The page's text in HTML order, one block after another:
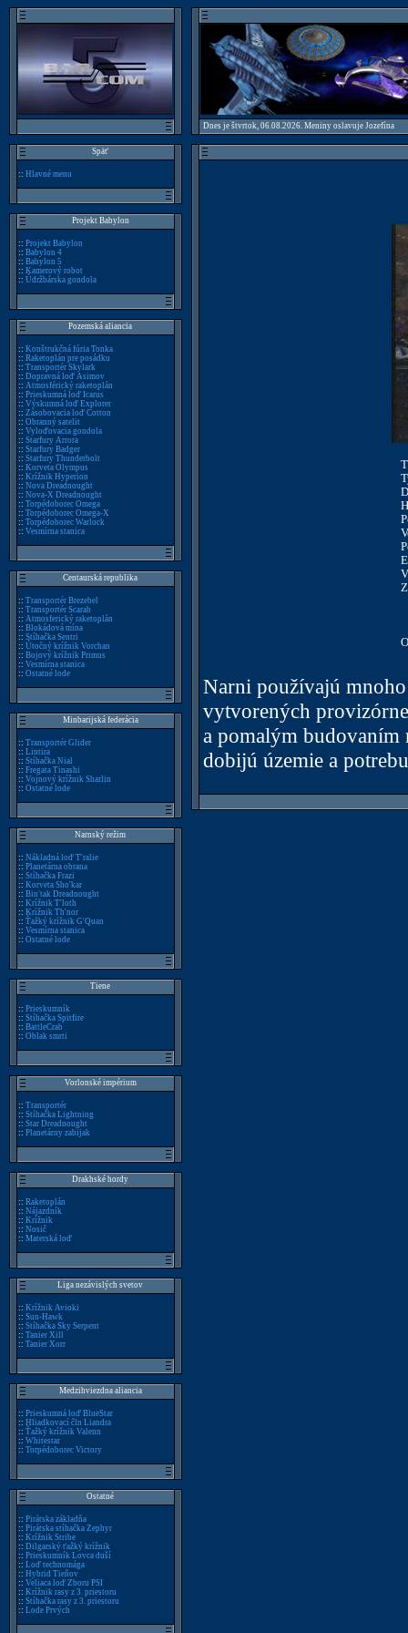
Dnes je štvrtok, 06.08.2026. Meniny oslavuje Jozefína
Späť
:: Hlavné menu
Projekt Babylon
:: Projekt Babylon
:: Babylon 4
:: Babylon 5
:: Kamerový robot
:: Údržbárska gondola
Pozemská aliancia
:: Konštrukčná fúria Tonka
:: Raketoplán pre posádku
:: Transportér Skylark
:: Dopravná loď Asimov
:: Atmosférický raketoplán
:: Prieskumná loď Icarus
:: Výskumná loď Explorer
:: Zásobovacia loď Cotton
:: Obranný satelit
:: Vyloďovacia gondola
:: Starfury Arrora
:: Starfury Badger
:: Starfury Thunderbolt
:: Korveta Olympus
:: Krížnik Hyperion
:: Nova Dreadnought
:: Nova-X Dreadnought
:: Torpédoborec Omega
:: Torpédoborec Omega-X
:: Torpédoborec Warlock
:: Vesmírna stanica
Centaurská republika
:: Transportér Brezebel
:: Transportér Scarab
:: Atmosferický raketoplán
:: Blokádová mína
:: Stíhačka Sentri
:: Útočný krížnik Vorchan
:: Bojový krížnik Primus
:: Vesmírna stanica
:: Ostatné lode
Minbarijská federácia
:: Transportér Glider
:: Lintira
:: Stíhačka Nial
:: Fregata Tinashi
:: Vojnový krížnik Sharlin
:: Ostatné lode
Narnský režim
:: Nákladná loď T'ralie
:: Planetárna obrana
:: Stíhačka Frazi
:: Korveta Sho'kar
:: Bin'tak Dreadnought
:: Krížnik T'loth
:: Krížnik Th'nor
:: Ťažký krížnik G'Quan
:: Vesmírna stanica
:: Ostatné lode
Tiene
:: Prieskumník
:: Stíhačka Spitfire
:: BattleCrab
:: Oblak smrti
Vorlonské impérium
:: Transportér
:: Stíhačka Lightning
:: Star Dreadnought
:: Planetárny zabijak
Drakhské hordy
:: Raketoplán
:: Nájazdník
:: Krížnik
:: Nosič
:: Materská loď
Liga nezávislých svetov
:: Krížnik Avioki
:: Sun-Hawk
:: Stíhačka Sky Serpent
:: Tanier Xill
:: Tanier Xorr
Medzihviezdna aliancia
:: Prieskumná loď BlueStar
:: Hliadkovací čln Liandra
:: Ťažký krížnik Valenn
:: Whitestar
:: Torpédoborec Victory
Ostatné
:: Pirátska základňa
:: Pirátska stíhačka Zephyr
:: Krížnik Stribe
:: Dilgarský ťažký krížnik
:: Prieskumník Lovca duší
:: Loď technomága
:: Hybrid Tieňov
:: Veliaca loď Zboru PSI
:: Krížnik rasy z 3. priestoru
:: Stíhačka rasy z 3. priestoru
:: Lode Prvých
Narni používajú
vytvorených
a pomalým
dobijú územie a